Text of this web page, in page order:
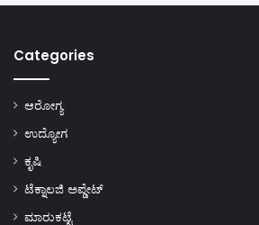
Categories
ಆರೋಗ್ಯ
ಉದ್ಯೋಗ
ಕೃಷಿ
ಟೆಕ್ನಾಲಜಿ ಅಪ್ಡೇಟ್
ಮಾರುಕಟ್ಟೆ